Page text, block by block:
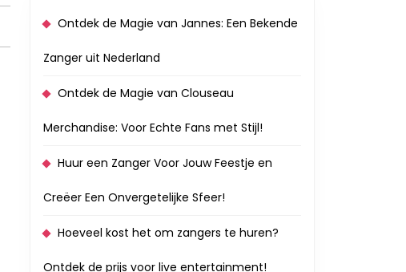
Ontdek de Magie van Jannes: Een Bekende
Zanger uit Nederland
Ontdek de Magie van Clouseau
Merchandise: Voor Echte Fans met Stijl!
Huur een Zanger Voor Jouw Feestje en
Creëer Een Onvergetelijke Sfeer!
Hoeveel kost het om zangers te huren?
Ontdek de prijs voor live entertainment!